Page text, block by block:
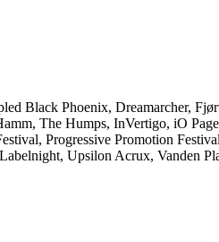
Black Phoenix, Dreamarcher,
The Humps, InVertigo, iO
Progressive Promotion
Upsilon Acrux, Vanden